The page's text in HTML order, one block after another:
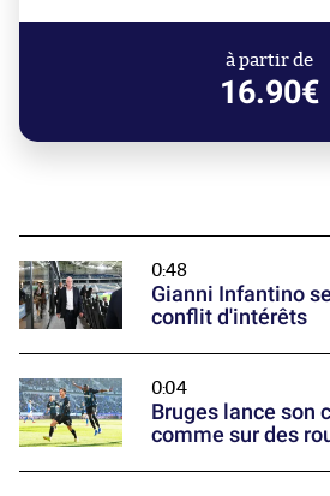
à partir de
16.90€
0:48
Gianni Infantino
conflit d'intérêts
0:04
Bruges lance son
comme sur des